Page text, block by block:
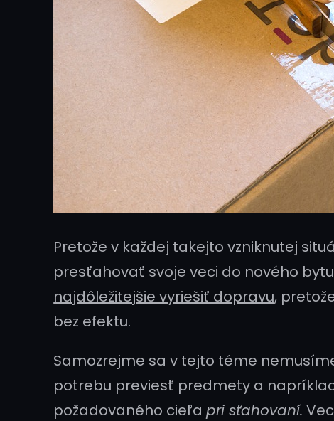
Pretože v každej takejto vzniknutej
presťahovať svoje veci do nového
najdôležitejšie vyriešiť dopravu,
bez efektu.
Samozrejme sa v tejto téme
potrebu previesť predmety a
požadovaného cieľapri sťahovaní.